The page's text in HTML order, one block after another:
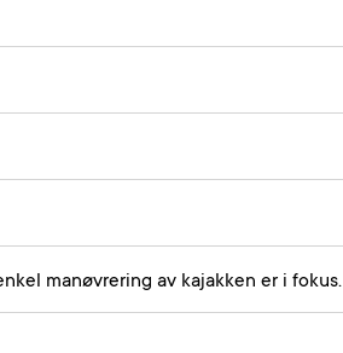
manøvrering av kajakken er i fokus.